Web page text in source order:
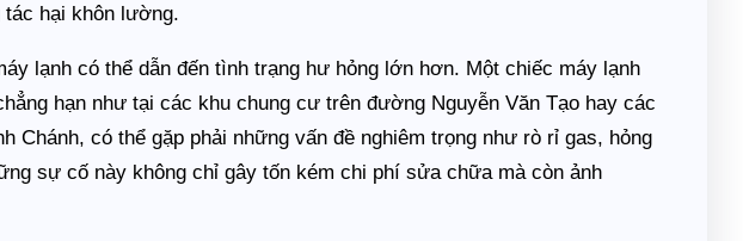
tác hại khôn lường.
lạnh có thể dẫn đến tình trạng hư hỏng lớn hơn. Một chiếc máy lạnh
hạn như tại các khu chung cư trên đường Nguyễn Văn Tạo hay các
Chánh, có thể gặp phải những vấn đề nghiêm trọng như rò rỉ gas, hỏng
sự cố này không chỉ gây tốn kém chi phí sửa chữa mà còn ảnh